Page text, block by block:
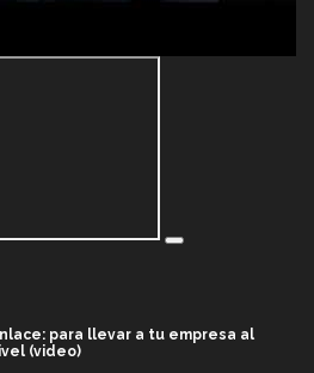
para llevar a tu empresa al
(video)